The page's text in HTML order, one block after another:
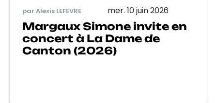
par Alexis LEFEVRE mer. 10 juin 2026
Margaux Simone invite en
concert à La Dame de
Canton (2026)